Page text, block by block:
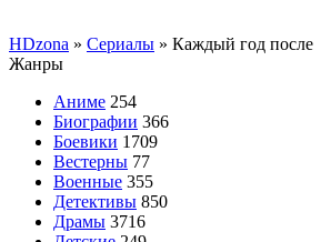
HDzona » Сериалы » Каждый год после
Жанры
Аниме 254
Биографии 366
Боевики 1709
Вестерны 77
Военные 355
Детективы 850
Драмы 3716